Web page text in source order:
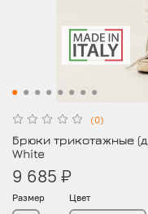
(0)
Брюки трикотажные
White
9 685 ₽
Размер Цвет